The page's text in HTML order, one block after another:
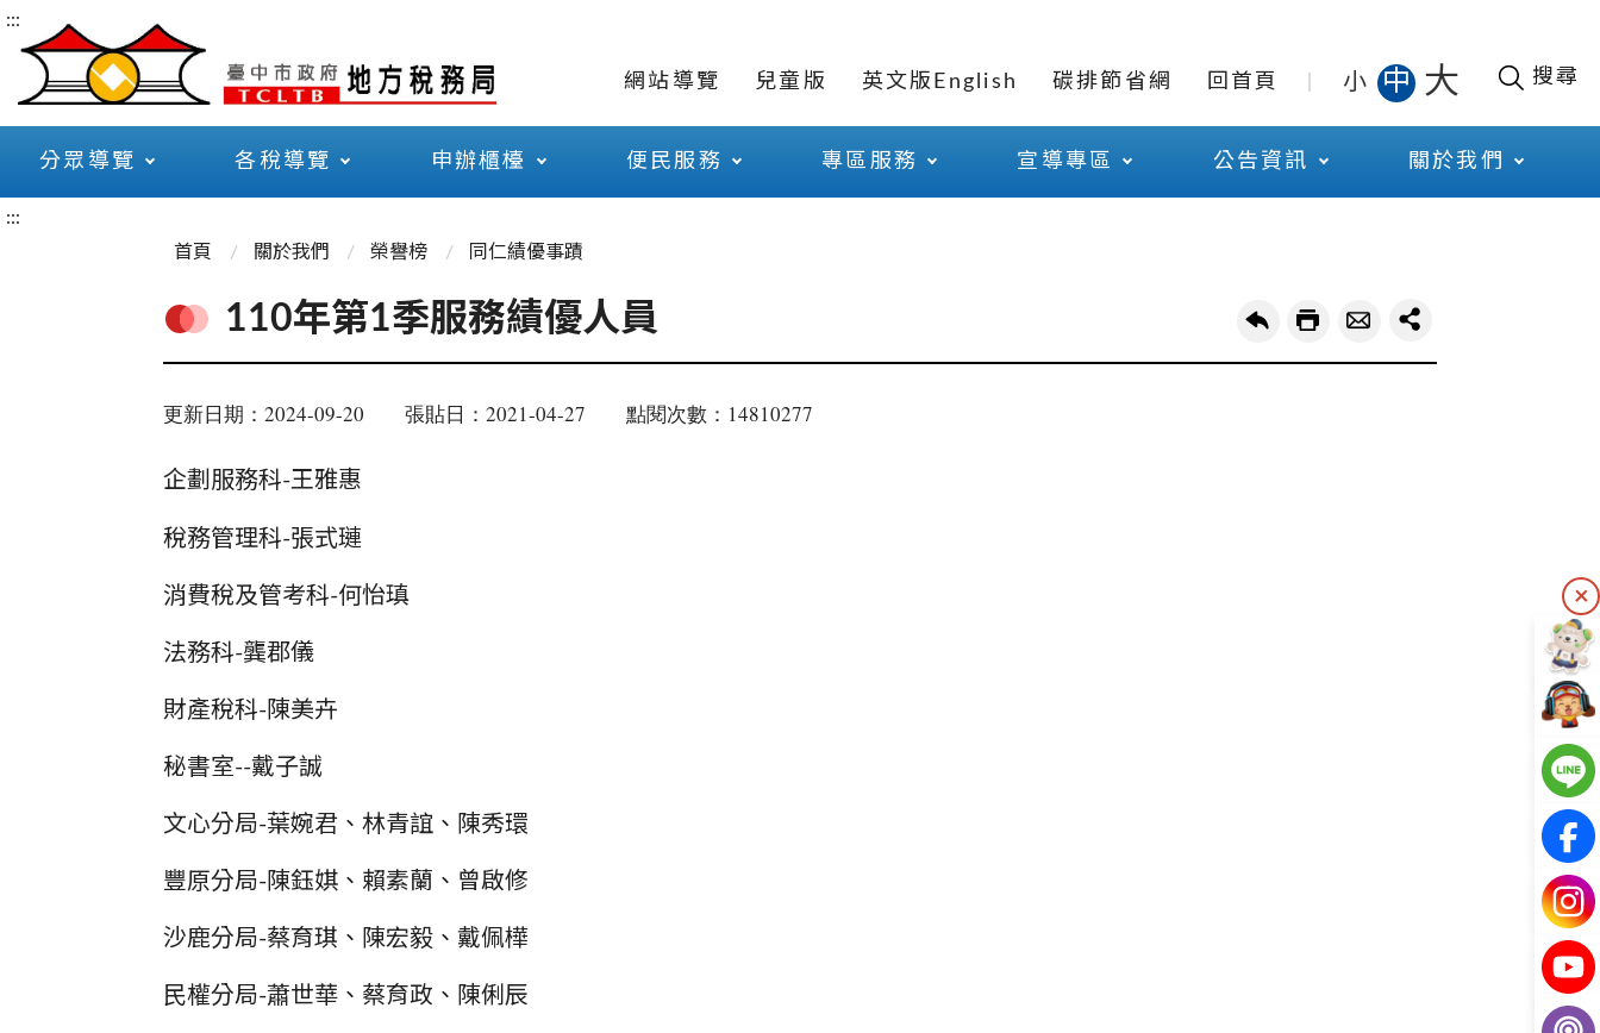
:::
網站導覽 兒童版 英文版English 碳排節省網 回首頁 小 中 大 搜尋
分眾導覽 各稅導覽 申辦櫃檯 便民服務 專區服務 宣導專區 公告資訊 關於我們
:::
首頁
關於我們 榮譽榜 同仁績優事蹟
110年第1季服務績優人員
更新日期：2024-09-20 張貼日：2021-04-27 點閱次數：14810277
企劃服務科-王雅惠
稅務管理科-張式璉
消費稅及管考科-何怡瑱
法務科-龔郡儀
財產稅科-陳美卉
秘書室--戴子誠
文心分局-葉婉君、林青誼、陳秀環
豐原分局-陳鈺娸、賴素蘭、曾啟修
沙鹿分局-蔡育琪、陳宏毅、戴佩樺
民權分局-蕭世華、蔡育政、陳俐辰